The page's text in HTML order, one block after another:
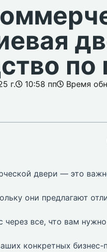
по
г. 10:58 пп Время
двери — это
они предлагают
через все, что вам
конкретных бизнес-